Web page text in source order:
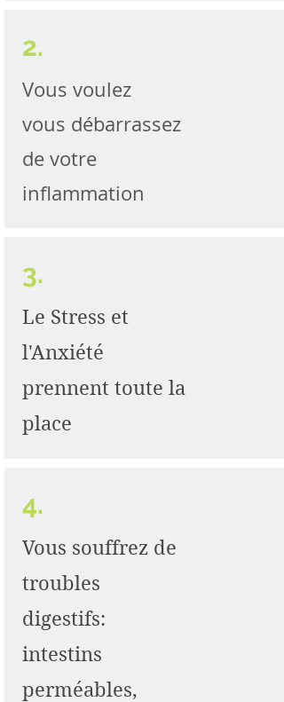
2.
Vous voulez
vous débarrassez
de votre
inflammation
3.
Le Stress et
l'Anxiété
prennent toute la
place
4.
Vous souffrez de
troubles
digestifs:
intestins
perméables,